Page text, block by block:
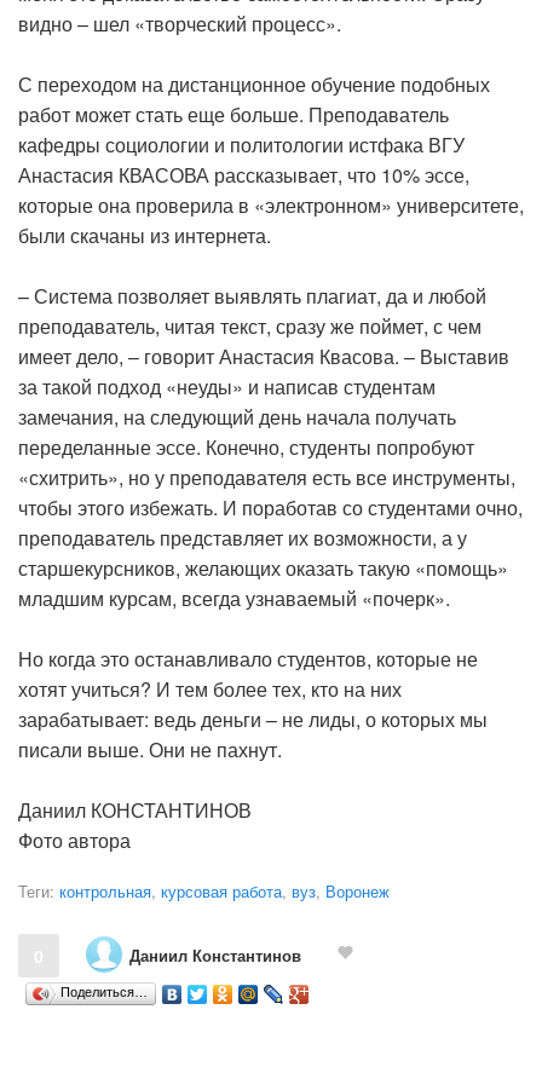
видно – шел «творческий процесс».
С переходом на дистанционное обучение подобных
работ может стать еще больше. Преподаватель
кафедры социологии и политологии истфака ВГУ
Анастасия КВАСОВА рассказывает, что 10% эссе,
которые она проверила в «электронном» университете,
были скачаны из интернета.
– Система позволяет выявлять плагиат, да и любой
преподаватель, читая текст, сразу же поймет, с чем
имеет дело, – говорит Анастасия Квасова. – Выставив
за такой подход «неуды» и написав студентам
замечания, на следующий день начала получать
переделанные эссе. Конечно, студенты попробуют
«схитрить», но у преподавателя есть все инструменты,
чтобы этого избежать. И поработав со студентами очно,
преподаватель представляет их возможности, а у
старшекурсников, желающих оказать такую «помощь»
младшим курсам, всегда узнаваемый «почерк».
Но когда это останавливало студентов, которые не
хотят учиться? И тем более тех, кто на них
зарабатывает: ведь деньги – не лиды, о которых мы
писали выше. Они не пахнут.
Даниил КОНСТАНТИНОВ
Фото автора
Теги: контрольная, курсовая работа, вуз, Воронеж
0 Даниил Константинов
Поделиться…